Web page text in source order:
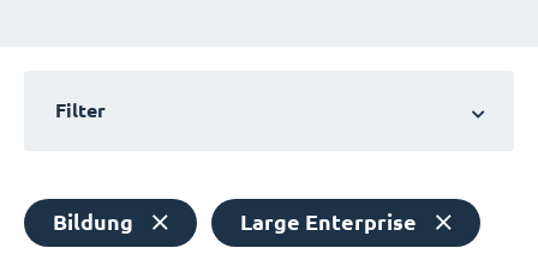
Filter
Bildung Large Enterprise